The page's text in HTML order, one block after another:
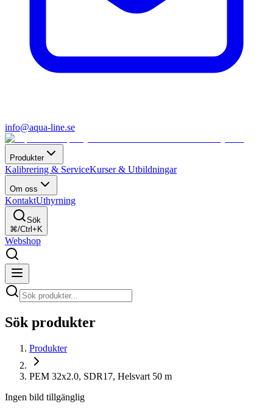
info@aqua-line.se
Produkter
Kalibrering & ServiceKurser & Utbildningar
Om oss
KontaktUthyrning
Sök
⌘/Ctrl+K
Webshop
Sök produkter
Produkter
PEM 32x2.0, SDR17, Helsvart 50 m
Ingen bild tillgänglig